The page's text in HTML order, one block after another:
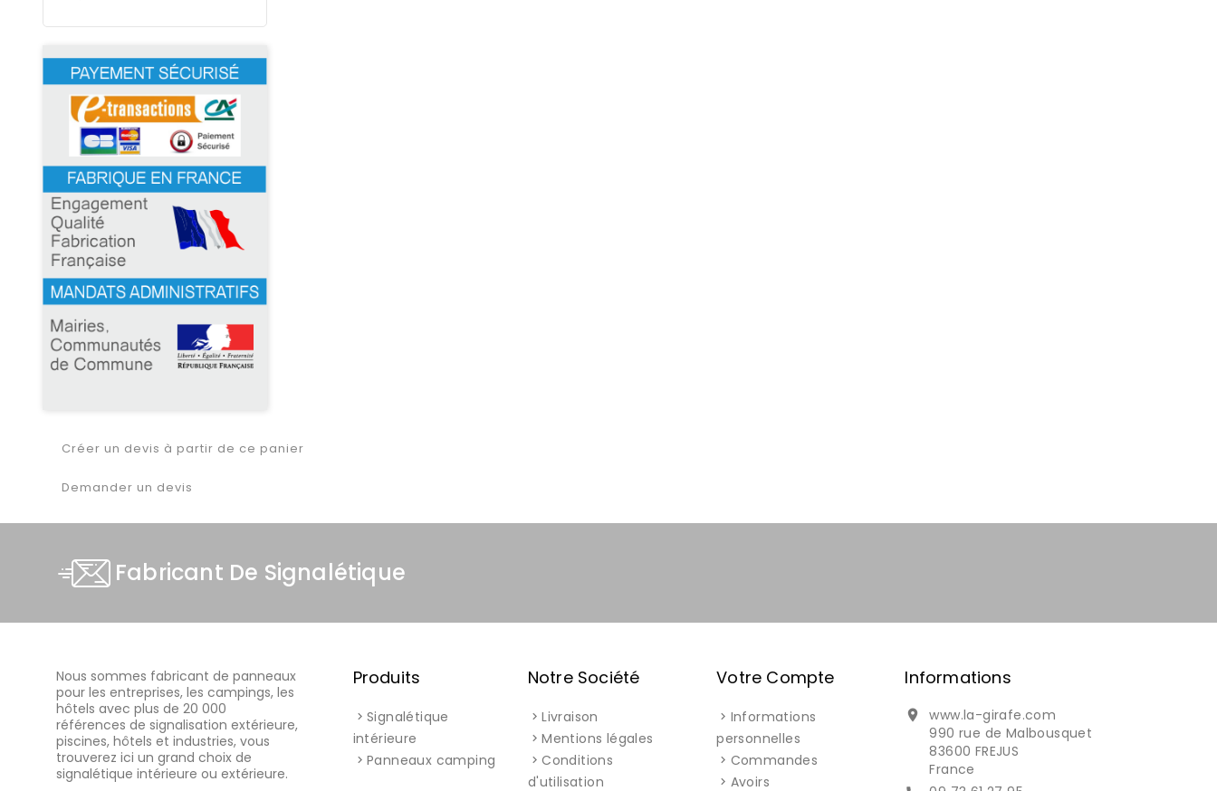
Créer un devis à partir de ce panier
Demander un devis
Fabricant De Signalétique
Nous sommes fabricant de panneaux
pour les entreprises, les campings, les
hôtels avec plus de 20 000
références de signalisation extérieure,
piscines, hôtels et industries, vous
trouverez ici un grand choix de
signalétique intérieure ou extérieure.
Produits
Signalétique
intérieure
Panneaux camping
Notre Société
Livraison
Mentions légales
Conditions
d'utilisation
Votre Compte
Informations
personnelles
Commandes
Avoirs
Informations

www.la-girafe.com
990 rue de Malbousquet
83600 FREJUS
France